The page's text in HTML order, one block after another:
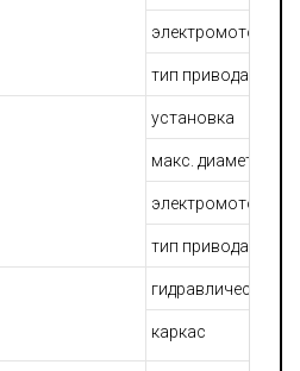
электромотор
тип привода
установка
макс. диаметр
электромотор
тип привода
гидравлическое
каркас